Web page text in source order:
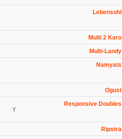
Lebensohl
Multi 2 Karo
Multi-Landy
Namyats
Ogust
Responsive Doubles
Y
Ripstra